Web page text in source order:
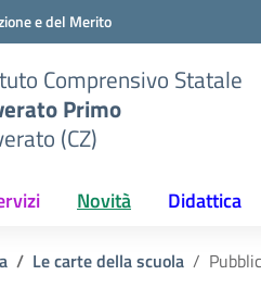
e del Merito
Comprensivo Statale
Primo
(CZ)
Novità Didattica
Le carte della scuola